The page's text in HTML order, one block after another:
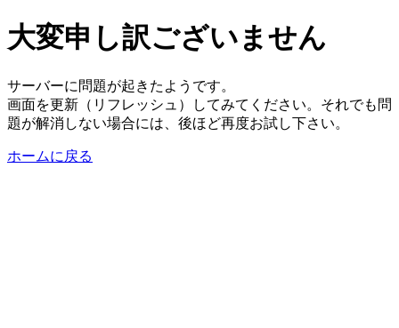
大変申し訳ございません
サーバーに問題が起きたようです。
画面を更新（リフレッシュ）してみてください。それでも問
題が解消しない場合には、後ほど再度お試し下さい。
ホームに戻る